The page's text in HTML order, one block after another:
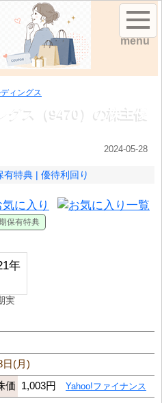
ィングス
グス（9470）の株主優
2024-05-28
有特典 優待利回り
実
日(月)
価 1,003円 Yahoo!ファイナンス
menu